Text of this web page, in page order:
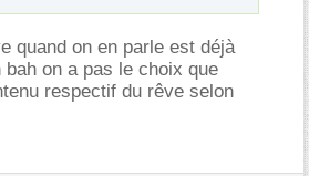
quand on en parle est déjà
bah on a pas le choix que
respectif du rêve selon